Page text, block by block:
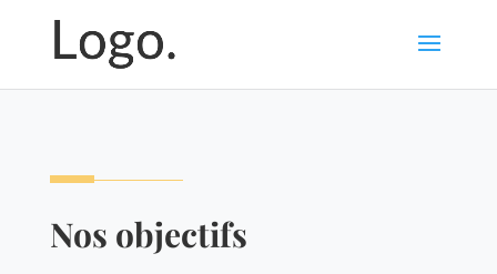
Nos objectifs